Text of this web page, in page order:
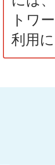
トワ
利用